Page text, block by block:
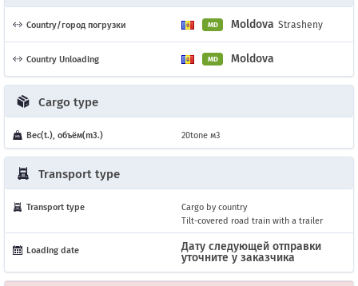
Country/город погрузки MD Moldova Strasheny
Country Unloading MD Moldova
Cargo type
Вес(t.), объём(m3.) 20tone м3
Transport type
Transport type
Cargo by country
Tilt-covered road train with a trailer
Loading date
Дату следующей отправки
уточните у заказчика